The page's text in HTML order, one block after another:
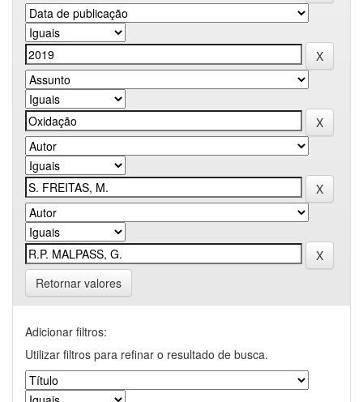
Retornar valores
Adicionar filtros:
Utilizar filtros para refinar o resultado de busca.